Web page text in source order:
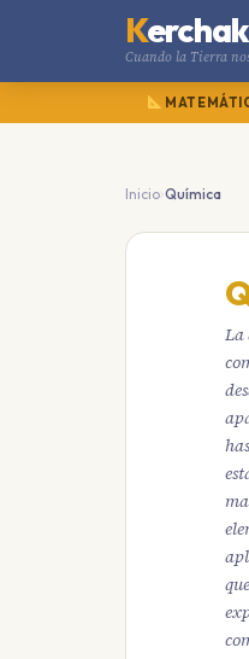
Kerchak
Cuando la Tierra
Inicio›Química
La